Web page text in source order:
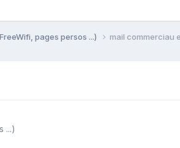
pages persos ...) mail commerciau
...)